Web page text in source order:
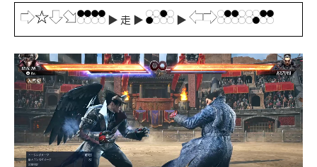
▶ 走 ▶ ▶